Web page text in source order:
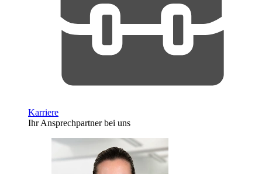
Karriere
Ihr Ansprechpartner bei uns